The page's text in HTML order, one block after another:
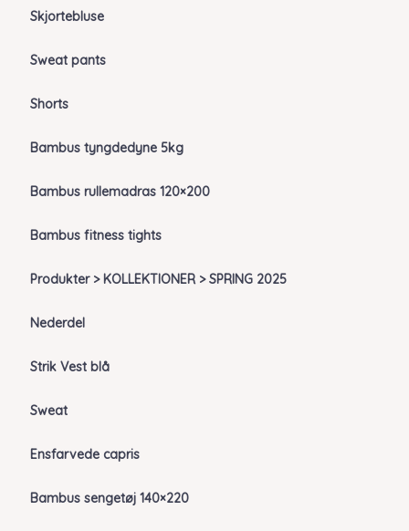
Skjortebluse
Sweat pants
Shorts
Bambus tyngdedyne 5kg
Bambus rullemadras 120×200
Bambus fitness tights
Produkter > KOLLEKTIONER > SPRING 2025
Nederdel
Strik Vest blå
Sweat
Ensfarvede capris
Bambus sengetøj 140×220